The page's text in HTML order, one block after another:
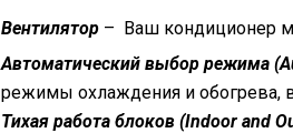
Вентилятор – Ваш кондиционер
Автоматический выбор режима
режимы охлаждения и обогрева,
Тихая работа блоков (Indoor and